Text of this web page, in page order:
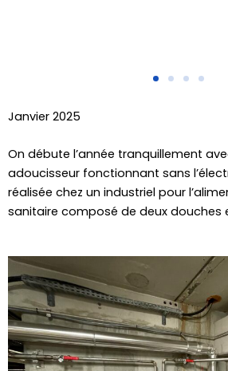
Janvier 2025
On débute l’année tranquillement
adoucisseur fonctionnant sans
réalisée chez un industriel pour
sanitaire composé de deux douches